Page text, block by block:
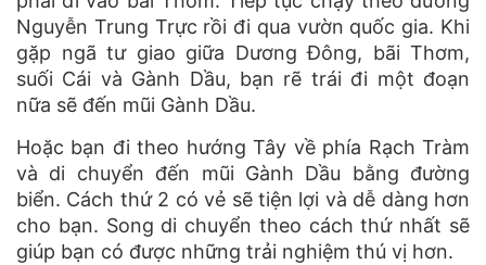
Nguyễn Trung Trực rồi đi qua vườn quốc gia. Khi
gặp ngã tư giao giữa Dương Đông, bãi Thơm,
suối Cái và Gành Dầu, bạn rẽ trái đi một đoạn
nữa sẽ đến mũi Gành Dầu.
Hoặc bạn đi theo hướng Tây về phía Rạch Tràm
và di chuyển đến mũi Gành Dầu bằng đường
biển. Cách thứ 2 có vẻ sẽ tiện lợi và dễ dàng hơn
cho bạn. Song di chuyển theo cách thứ nhất sẽ
giúp bạn có được những trải nghiệm thú vị hơn.